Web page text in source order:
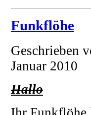
Funkflöhe
Geschrieben
Januar 2010
Hallo